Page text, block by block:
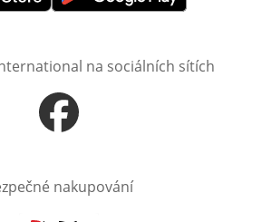
okně
Otevře v novém okně
na sociálních sítích
Otevře v novém okně
nakupování